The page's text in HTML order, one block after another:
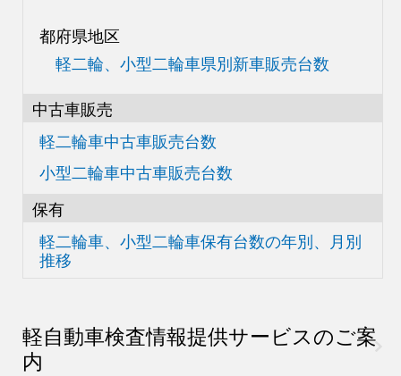
都府県地区
軽二輪、小型二輪車県別新車販売台数
中古車販売
軽二輪車中古車販売台数
小型二輪車中古車販売台数
保有
軽二輪車、小型二輪車保有台数の年別、月別
推移
軽自動車検査情報提供サービスのご案
内